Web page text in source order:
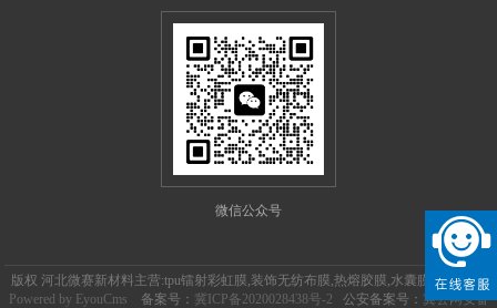
微信公众号
版权 河北微赛新材料主营:tpu镭射彩虹膜,装饰无纺布膜,热熔胶膜,水囊膜,油囊膜等
Powered by EyouCms 备案号： 冀ICP备2020028438号-2 公安备案号： 冀公网安备